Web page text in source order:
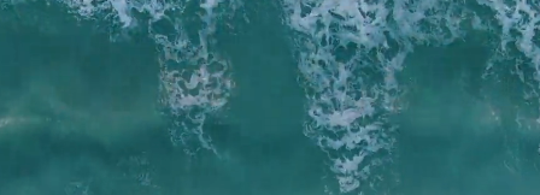
Политика обработки персональных данных